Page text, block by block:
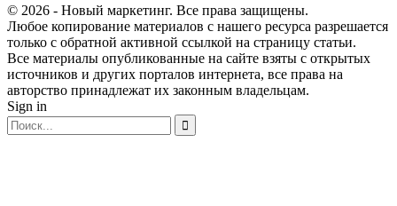
© 2026 - Новый маркетинг. Все права защищены.
Любое копирование материалов с нашего ресурса разрешается
только с обратной активной ссылкой на страницу статьи.
Все материалы опубликованные на сайте взяты с открытых
источников и других порталов интернета, все права на
авторство принадлежат их законным владельцам.
Sign in